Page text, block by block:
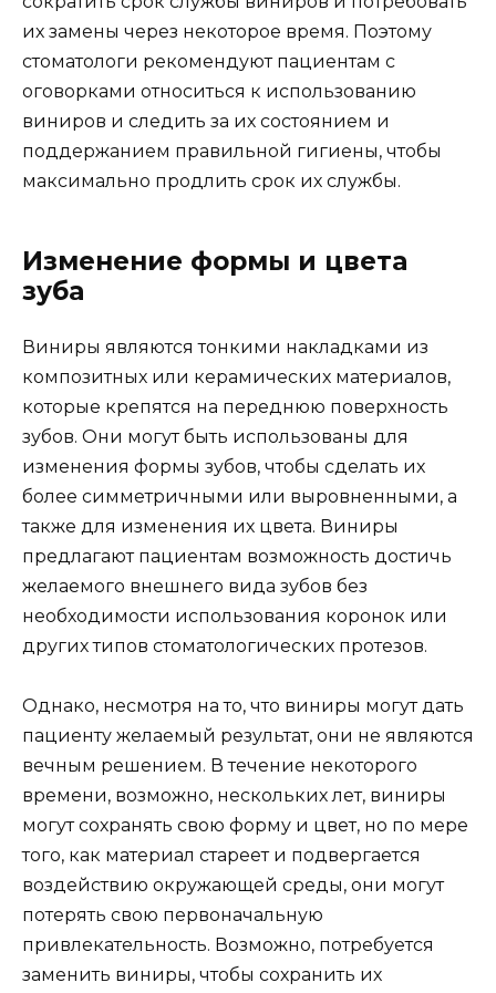
их замены через некоторое время. Поэтому
стоматологи рекомендуют пациентам с
оговорками относиться к использованию
виниров и следить за их состоянием и
поддержанием правильной гигиены, чтобы
максимально продлить срок их службы.
Изменение формы и цвета
зуба
Виниры являются тонкими накладками из
композитных или керамических материалов,
которые крепятся на переднюю поверхность
зубов. Они могут быть использованы для
изменения формы зубов, чтобы сделать их
более симметричными или выровненными, а
также для изменения их цвета. Виниры
предлагают пациентам возможность достичь
желаемого внешнего вида зубов без
необходимости использования коронок или
других типов стоматологических протезов.
Однако, несмотря на то, что виниры могут дать
пациенту желаемый результат, они не являются
вечным решением. В течение некоторого
времени, возможно, нескольких лет, виниры
могут сохранять свою форму и цвет, но по мере
того, как материал стареет и подвергается
воздействию окружающей среды, они могут
потерять свою первоначальную
привлекательность. Возможно, потребуется
заменить виниры, чтобы сохранить их